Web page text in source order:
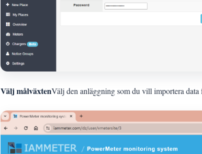
Välj målväxtenVälj den anläggning som du vill importera